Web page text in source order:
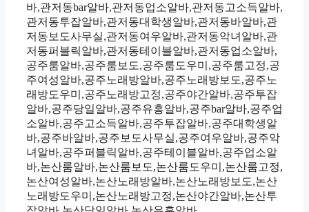
바,관저동bar알바,관저동업소알바,관저동고소득알바,
관저동투잡알바,관저동대학생알바,관저동바알바,관
저동보도사무실,관저동여우알바,관저동악녀알바,관
저동퍼블릭알바,관저동테이블알바,관저동업소알바,
공주룸알바,공주룸보도,공주룸도우미,공주룸고정,공
주여성알바,공주노래방알바,공주노래방보도,공주노
래방도우미,공주노래방고정,공주야간알바,공주투잡
알바,공주당일알바,공주유흥알바,공주bar알바,공주업
소알바,공주고소득알바,공주투잡알바,공주대학생알
바,공주바알바,공주보도사무실,공주여우알바,공주악
녀알바,공주퍼블릭알바,공주테이블알바,공주업소알
바,논산룸알바,논산룸보도,논산룸도우미,논산룸고정,
논산여성알바,논산노래방알바,논산노래방보도,논산
노래방도우미,논산노래방고정,논산야간알바,논산투